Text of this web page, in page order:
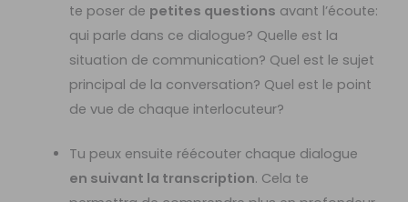
te poser de petites questions avant l’écoute:
qui parle dans ce dialogue? Quelle est la
situation de communication? Quel est le sujet
principal de la conversation? Quel est le point
de vue de chaque interlocuteur?
Tu peux ensuite réécouter chaque dialogue
en suivant la transcription. Cela te